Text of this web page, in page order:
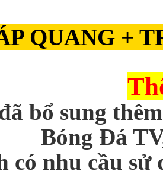
QUANG +
bổ sung
Bóng Đá
có nhu cầu